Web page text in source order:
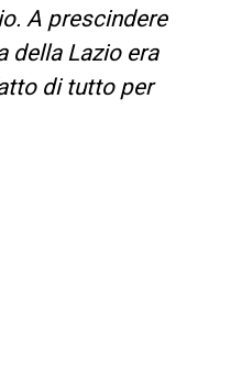
A prescindere
della Lazio era
di tutto per